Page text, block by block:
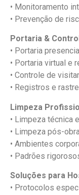
• Monitoramento
• Prevenção de
Portaria &
• Portaria presencial
• Portaria virtual e
• Controle de
• Registros e
Limpeza
• Limpeza técnica
• Limpeza pós-obra
• Ambientes
• Padrões
Soluções para
• Protocolos